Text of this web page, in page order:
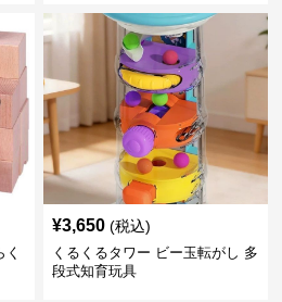
¥3,650 (税込)
くるくるタワー ビー玉転がし 多
段式知育玩具